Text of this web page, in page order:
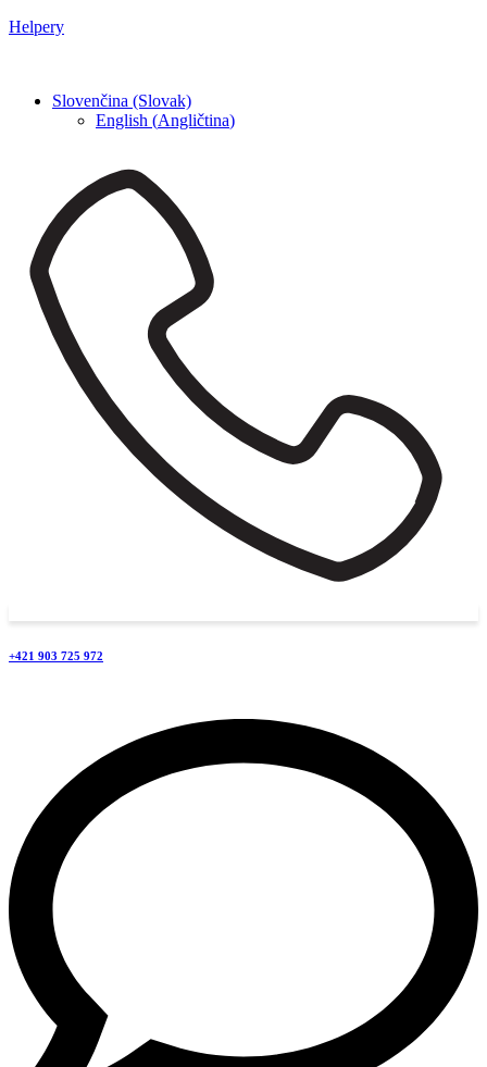
Helpery
Slovenčina (Slovak)
English (Angličtina)
+421 903 725 972